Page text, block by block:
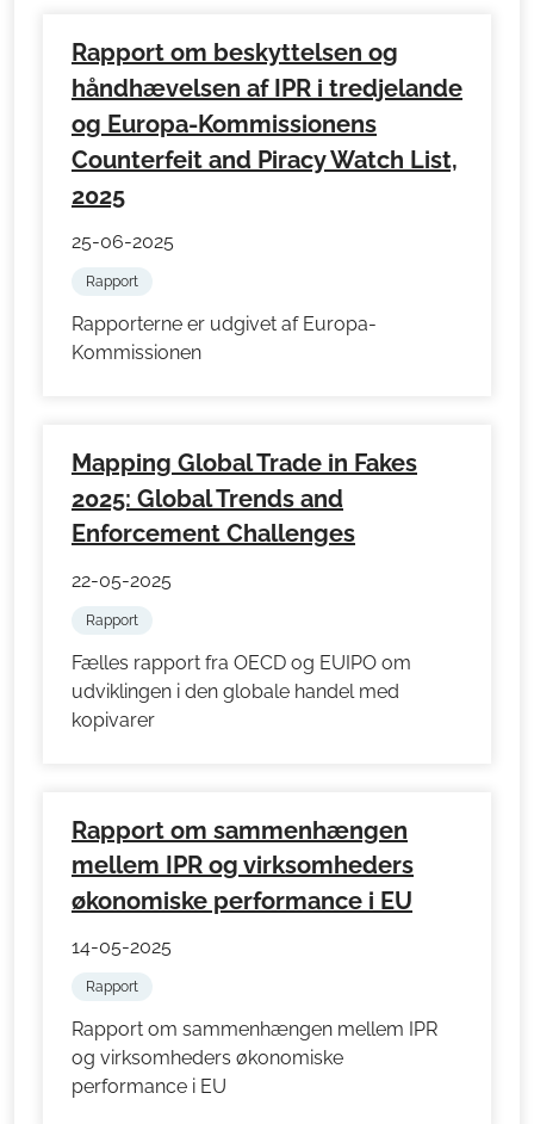
Rapport om beskyttelsen og
håndhævelsen af IPR i tredjelande
og Europa-Kommissionens
Counterfeit and Piracy Watch List,
2025
25-06-2025
Rapport
Rapporterne er udgivet af Europa-
Kommissionen
Mapping Global Trade in Fakes
2025: Global Trends and
Enforcement Challenges
22-05-2025
Rapport
Fælles rapport fra OECD og EUIPO om
udviklingen i den globale handel med
kopivarer
Rapport om sammenhængen
mellem IPR og virksomheders
økonomiske performance i EU
14-05-2025
Rapport
Rapport om sammenhængen mellem IPR
og virksomheders økonomiske
performance i EU